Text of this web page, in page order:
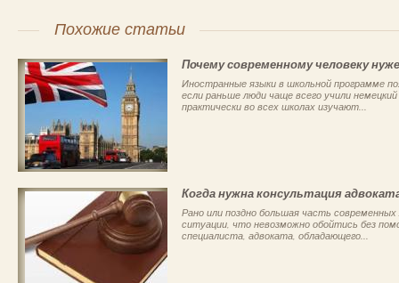
Похожие статьи
Почему современному человеку
Иностранные языки в школьной программе
если раньше люди чаще всего учили
практически во всех школах изучают...
Когда нужна консультация
Рано или поздно большая часть
ситуации, что невозможно обойтись без
специалиста, адвоката, обладающего...